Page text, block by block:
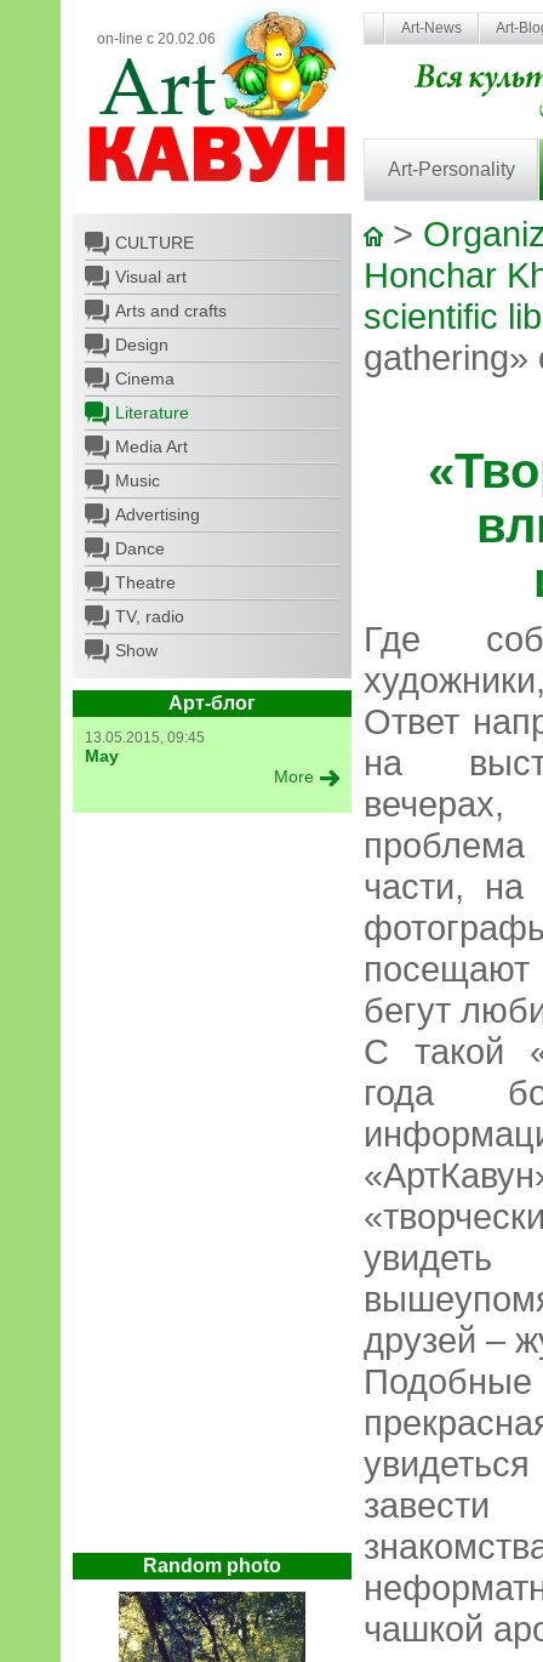
on-line с 20.02.06
Art-News Art-
Art-Personality
CULTURE
Visual art
Arts and crafts
Design
Cinema
Literature
Media Art
Music
Advertising
Dance
Theatre
TV, radio
Show
Арт-блог
13.05.2015, 09:45
May
More
Random photo
>
Honchar
scientific
gathering»
Где
Ответ
на
части, на
бегут
С такой
года
друзей –
чашкой